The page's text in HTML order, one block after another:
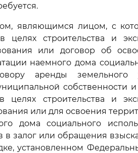
являющимся лицом, с
целях строительства и
или договор об
наемного дома
аренды земельного
собственности
целях строительства и
или для освоения
дома социального
в залог или обращения
установленном